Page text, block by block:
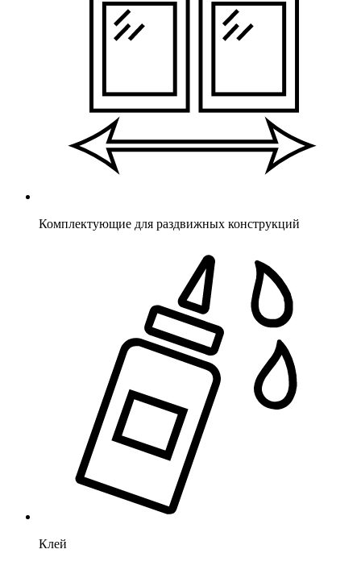
Комплектующие для раздвижных конструкций
Клей